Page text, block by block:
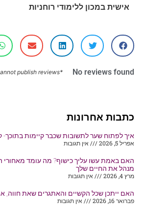
כתבות אחרונות
איך לפתוח שער לתשובות שכבר קיימות בתוכך-
אפריל 5, 2026
אין תגובות
האם באמת עשו עליך כישוף? מה עומד מאחורי
מנהל את החיים שלך
מרץ 4, 2026
אין תגובות
האם ייתכן שכל הקשיים והאתגרים שאת
פברואר 16, 2026
אין תגובות
אישית במכון ללימודי רוחניות
No reviews found
*Guests cannot publish reviews